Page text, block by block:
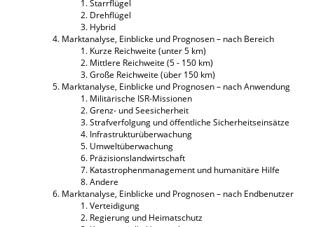
Starrflügel
Drehflügel
Hybrid
Marktanalyse, Einblicke und Prognosen – nach Bereich
Kurze Reichweite (unter 5 km)
Mittlere Reichweite (5 - 150 km)
Große Reichweite (über 150 km)
Marktanalyse, Einblicke und Prognosen – nach Anwendung
Militärische ISR-Missionen
Grenz- und Seesicherheit
Strafverfolgung und öffentliche Sicherheitseinsätze
Infrastrukturüberwachung
Umweltüberwachung
Präzisionslandwirtschaft
Katastrophenmanagement und humanitäre Hilfe
Andere
Marktanalyse, Einblicke und Prognosen – nach Endbenutzer
Verteidigung
Regierung und Heimatschutz